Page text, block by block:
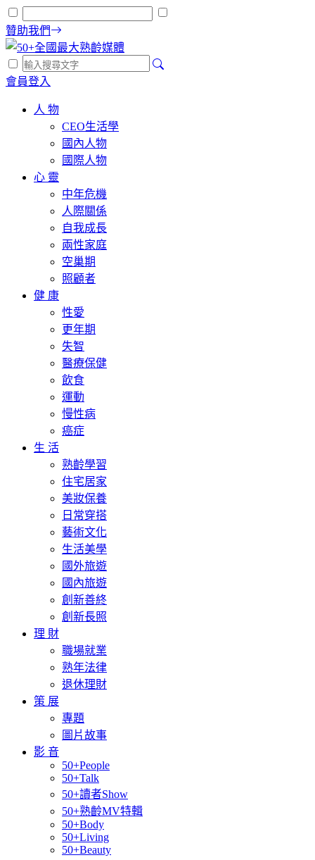
贊助我們
會員登入
人 物
CEO生活學
國內人物
國際人物
心 靈
中年危機
人際關係
自我成長
兩性家庭
空巢期
照顧者
健 康
性愛
更年期
失智
醫療保健
飲食
運動
慢性病
癌症
生 活
熟齡學習
住宅居家
美妝保養
日常穿搭
藝術文化
生活美學
國外旅遊
國內旅遊
創新善終
創新長照
理 財
職場就業
熟年法律
退休理財
策 展
專題
圖片故事
影 音
50+People
50+Talk
50+讀者Show
50+熟齡MV特輯
50+Body
50+Living
50+Beauty